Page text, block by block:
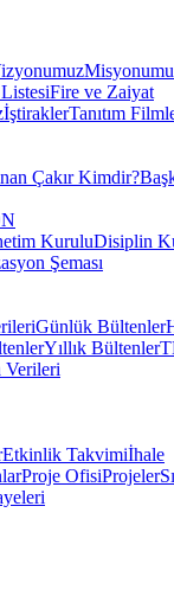
Fire ve Zaiyat
İştiraklerTanıtım
Çakır Kimdir?
KuruluDisiplin
Şeması
Günlük Bültenler
Yıllık Bültenler
Verileri
Etkinlik Takvimiİhale
Proje OfisiProjeler